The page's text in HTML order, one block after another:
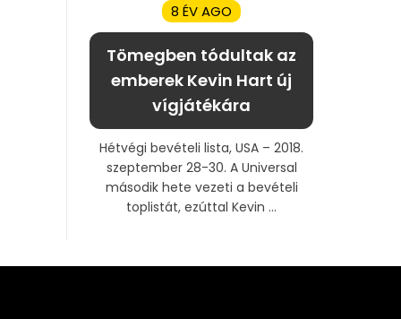
8 ÉV AGO
Tömegben tódultak az
emberek Kevin Hart új
vígjátékára
Hétvégi bevételi lista, USA – 2018.
szeptember 28-30. A Universal
második hete vezeti a bevételi
toplistát, ezúttal Kevin ...